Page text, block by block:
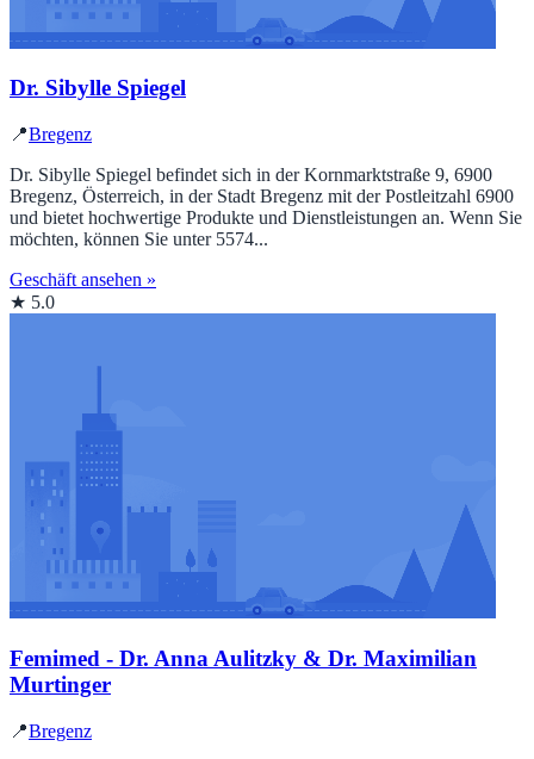
Dr. Sibylle Spiegel
📍Bregenz
Dr. Sibylle Spiegel befindet sich in der Kornmarktstraße 9, 6900
Bregenz, Österreich, in der Stadt Bregenz mit der Postleitzahl 6900
und bietet hochwertige Produkte und Dienstleistungen an. Wenn Sie
möchten, können Sie unter 5574...
Geschäft ansehen »
★ 5.0
Femimed - Dr. Anna Aulitzky & Dr. Maximilian
Murtinger
📍Bregenz